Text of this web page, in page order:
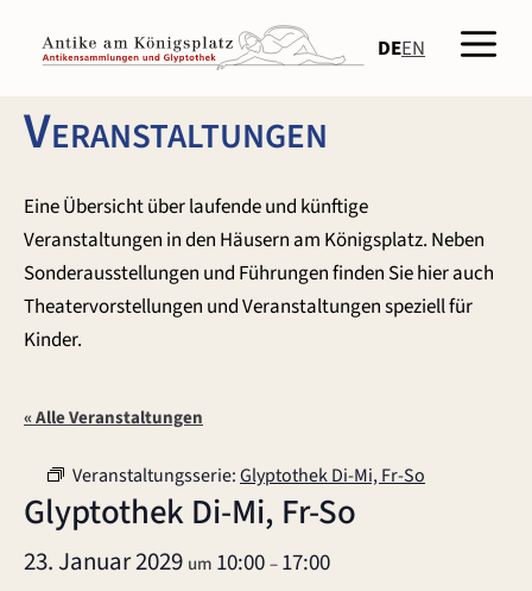
Inhalt
springen
DEEN
Veranstaltungen
Eine Übersicht über laufende und künftige
Veranstaltungen in den Häusern am Königsplatz. Neben
Sonderausstellungen und Führungen finden Sie hier auch
Theatervorstellungen und Veranstaltungen speziell für
Kinder.
« Alle Veranstaltungen
Veranstaltungsserie:Glyptothek Di-Mi, Fr-So
Glyptothek Di-Mi, Fr-So
23. Januar 2029 um 10:00–17:00